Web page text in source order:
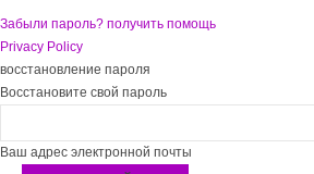
Забыли пароль? получить помощь
Privacy Policy
восстановление пароля
Восстановите свой пароль
Ваш адрес электронной почты